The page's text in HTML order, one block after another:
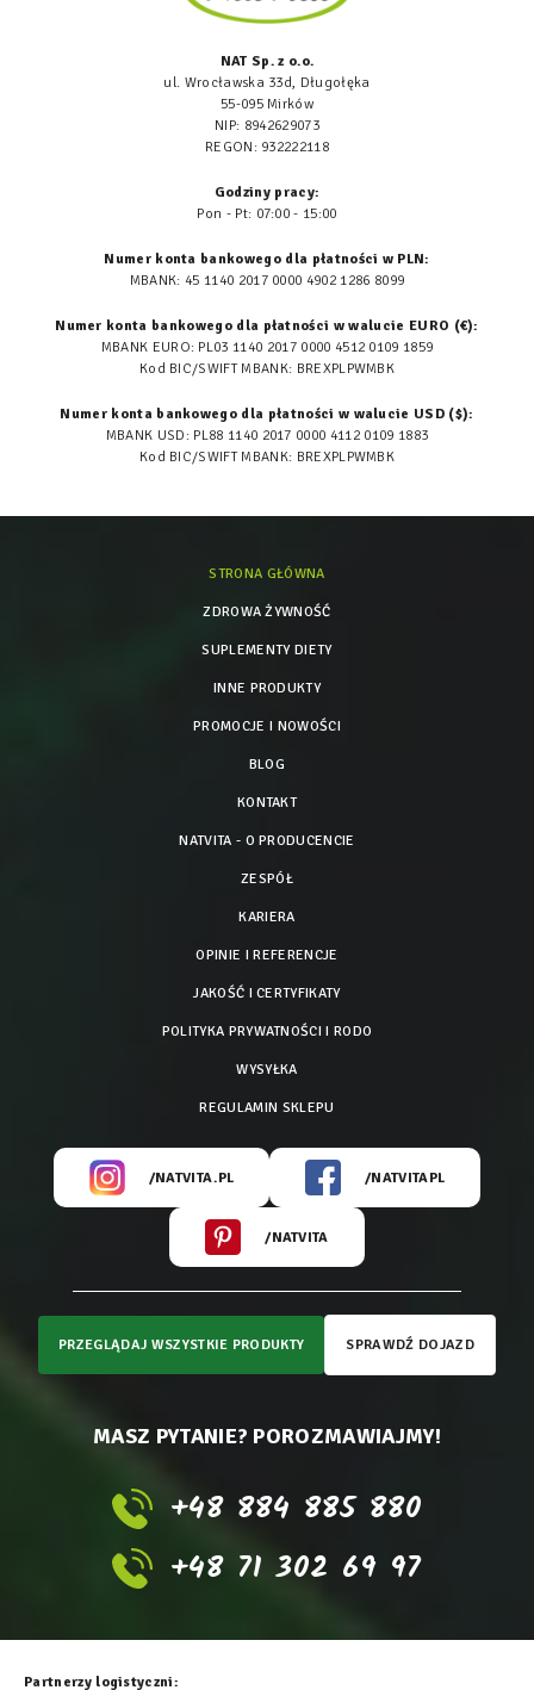
NAT Sp. z o.o.
ul. Wrocławska 33d, Długołęka
55-095 Mirków
NIP: 8942629073
REGON: 932222118
Godziny pracy:
Pon - Pt: 07:00 - 15:00
Numer konta bankowego dla płatności w PLN:
MBANK: 45 1140 2017 0000 4902 1286 8099
Numer konta bankowego dla płatności w walucie EURO (€):
MBANK EURO: PL03 1140 2017 0000 4512 0109 1859
Kod BIC/SWIFT MBANK: BREXPLPWMBK
Numer konta bankowego dla płatności w walucie USD ($):
MBANK USD: PL88 1140 2017 0000 4112 0109 1883
Kod BIC/SWIFT MBANK: BREXPLPWMBK
STRONA GŁÓWNA
ZDROWA ŻYWNOŚĆ
SUPLEMENTY DIETY
INNE PRODUKTY
PROMOCJE I NOWOŚCI
BLOG
KONTAKT
NATVITA - O PRODUCENCIE
ZESPÓŁ
KARIERA
OPINIE I REFERENCJE
JAKOŚĆ I CERTYFIKATY
POLITYKA PRYWATNOŚCI I RODO
WYSYŁKA
REGULAMIN SKLEPU
/NATVITA.PL /NATVITAPL
/NATVITA
PRZEGLĄDAJ WSZYSTKIE PRODUKTY SPRAWDŹ DOJAZD
MASZ PYTANIE? POROZMAWIAJMY!
+48 884 885 880
+48 71 302 69 97
Partnerzy logistyczni: